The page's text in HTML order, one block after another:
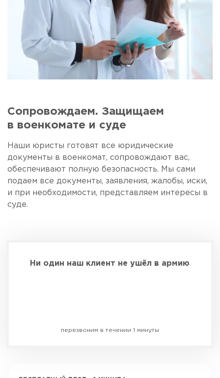
Сопровождаем. Защищаем
в военкомате и суде
Наши юристы готовят все юридические
документы в военкомат, сопровождают вас,
обеспечивают полную безопасность. Мы сами
подаем все документы, заявления, жалобы, иски,
и при необходимости, представляем интересы в
суде.
Ни один наш клиент не ушёл в армию
перезвоним в течении 1 минуты